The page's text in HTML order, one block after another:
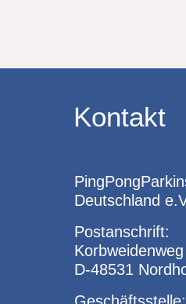
Kontakt
Deutschland
Postanschrift:
D-48531